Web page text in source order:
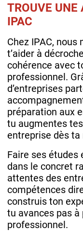
TROUVE UNE
IPAC
Chez IPAC,
t’aider à
cohérence avec
professionnel.
d’entreprises
préparation aux
tu augmentes
entreprise dès ta
Faire ses études
dans le concret
attentes des
compétences
construis ton
tu avances pas
professionnel.